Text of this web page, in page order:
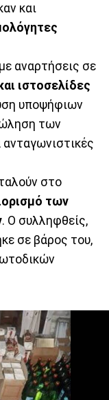
και
αναρτήσεις σε
ιστοσελίδες
υποψήφιων
των
στο
των
. Ο συλληφθείς,
σε βάρος του,